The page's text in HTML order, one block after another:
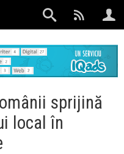
sprijină
local în